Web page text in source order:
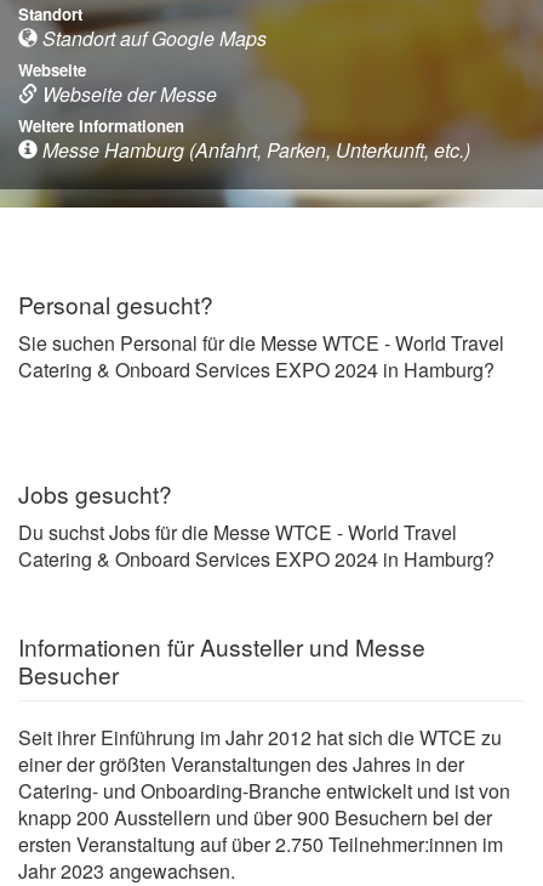
Standort
Standort auf Google Maps
Webseite
Webseite der Messe
Weitere Informationen
Messe Hamburg (Anfahrt, Parken, Unterkunft, etc.)
Personal gesucht?
Sie suchen Personal für die Messe WTCE - World Travel
Catering & Onboard Services EXPO 2024 in Hamburg?
Jobs gesucht?
Du suchst Jobs für die Messe WTCE - World Travel
Catering & Onboard Services EXPO 2024 in Hamburg?
Informationen für Aussteller und Messe
Besucher
Seit ihrer Einführung im Jahr 2012 hat sich die WTCE zu
einer der größten Veranstaltungen des Jahres in der
Catering- und Onboarding-Branche entwickelt und ist von
knapp 200 Ausstellern und über 900 Besuchern bei der
ersten Veranstaltung auf über 2.750 Teilnehmer:innen im
Jahr 2023 angewachsen.